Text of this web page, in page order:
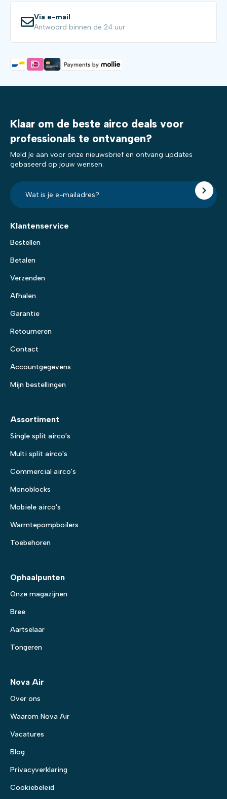
Via e-mail
Antwoord binnen de 24 uur
Klaar om de beste airco deals voor
professionals te ontvangen?
Meld je aan voor onze nieuwsbrief en ontvang updates
gebaseerd op jouw wensen.
E-
mailadres?
*
Klantenservice
Bestellen
Betalen
Verzenden
Afhalen
Garantie
Retourneren
Contact
Accountgegevens
Mijn bestellingen
Assortiment
Single split airco's
Multi split airco's
Commercial airco's
Monoblocks
Mobiele airco's
Warmtepompboilers
Toebehoren
Ophaalpunten
Onze magazijnen
Bree
Aartselaar
Tongeren
Nova Air
Over ons
Waarom Nova Air
Vacatures
Blog
Privacyverklaring
Cookiebeleid